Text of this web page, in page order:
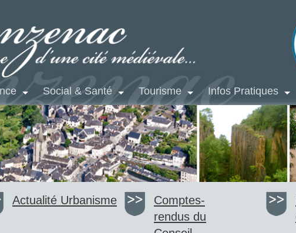
Social & Santé Tourisme Infos Pratiques
Actualité Urbanisme
Comptes-
rendus du